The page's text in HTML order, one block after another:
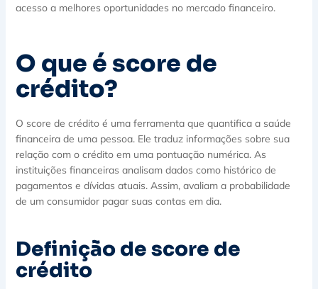
acesso a melhores oportunidades no mercado financeiro.
O que é score de
crédito?
O score de crédito é uma ferramenta que quantifica a saúde
financeira de uma pessoa. Ele traduz informações sobre sua
relação com o crédito em uma pontuação numérica. As
instituições financeiras analisam dados como histórico de
pagamentos e dívidas atuais. Assim, avaliam a probabilidade
de um consumidor pagar suas contas em dia.
Definição de score de
crédito